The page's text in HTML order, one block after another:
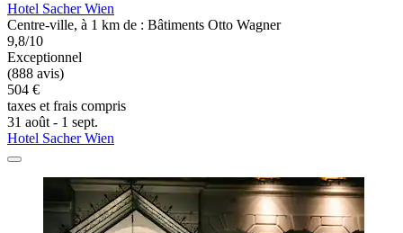
Hotel Sacher Wien
Centre-ville, à 1 km de : Bâtiments Otto Wagner
9,8/10
Exceptionnel
(888 avis)
504 €
taxes et frais compris
31 août - 1 sept.
Hotel Sacher Wien